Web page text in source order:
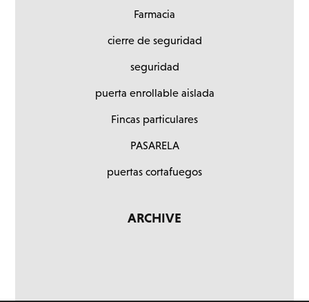
Farmacia
cierre de seguridad
seguridad
puerta enrollable aislada
Fincas particulares
PASARELA
puertas cortafuegos
ARCHIVE